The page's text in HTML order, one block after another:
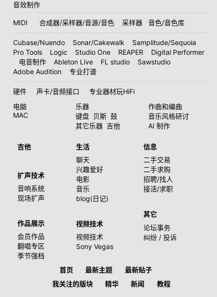
音效制作
MIDI 合成器/采样器/音源/音色 采样器 音色/音色库
Cubase/Nuendo Sonar/Cakewalk
Samplitude/Sequoia
Pro Tools
Logic Studio One REAPER
Digital Performer
电音制作
Ableton Live FL studio
Sawstudio
Adobe Audition
专业打谱
硬件 声卡/音频接口
专业器材玩HiFi
电脑
MAC
乐器
键盘 贝斯 鼓
其它乐器 吉他
作曲和编曲
音乐风格研讨
AI 制作
吉他
扩声技术
音响系统
现场扩声
作品展示
会员作品
翻唱专区
季节强档
生活
聊天
兴趣爱好
电影
音乐
blog(日记)
视频技术
视频技术
Sony Vegas
信息
二手交易
二手求购
招聘/找人
接活/求职
其它
论坛事务
纠纷 / 投诉
首页 最新主题
最新贴子
我关注的版块
精华 新闻 教程